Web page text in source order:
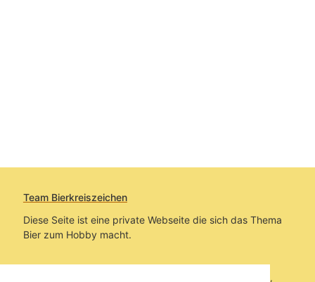
Team Bierkreiszeichen
Diese Seite ist eine private Webseite die sich das Thema
Bier zum Hobby macht.